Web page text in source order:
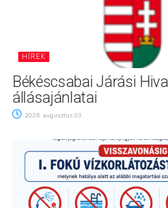
HÍREK
Békéscsabai Járási
állásajánlatai
2026. augusztus 03.